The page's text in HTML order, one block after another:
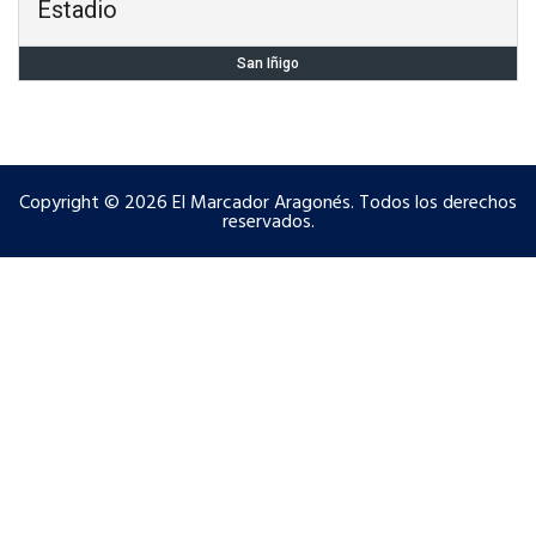
Estadio
San Iñigo
Copyright © 2026 El Marcador Aragonés. Todos los derechos
reservados.